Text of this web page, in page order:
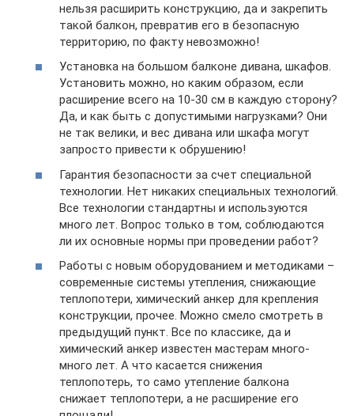
нельзя расширить конструкцию, да и закрепить
такой балкон, превратив его в безопасную
территорию, по факту невозможно!
Установка на большом балконе дивана, шкафов.
Установить можно, но каким образом, если
расширение всего на 10-30 см в каждую сторону?
Да, и как быть с допустимыми нагрузками? Они
не так велики, и вес дивана или шкафа могут
запросто привести к обрушению!
Гарантия безопасности за счет специальной
технологии. Нет никаких специальных технологий.
Все технологии стандартны и используются
много лет. Вопрос только в том, соблюдаются
ли их основные нормы при проведении работ?
Работы с новым оборудованием и методиками –
современные системы утепления, снижающие
теплопотери, химический анкер для крепления
конструкции, прочее. Можно смело смотреть в
предыдущий пункт. Все по классике, да и
химический анкер известен мастерам много-
много лет. А что касается снижения
теплопотерь, то само утепление балкона
снижает теплопотери, а не расширение его